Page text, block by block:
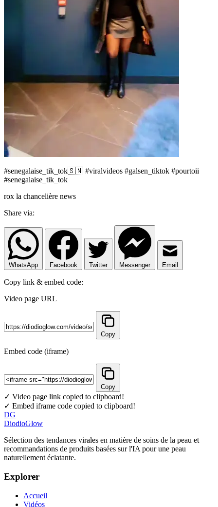
#senegalaise_tik_tok🇸🇳 #viralvideos #galsen_tiktok #pourtoii
#senegalaise_tik_tok
rox la chancelière news
Share via:
WhatsApp Facebook Twitter Messenger Email
Copy link & embed code:
Video page URL
Copy
Embed code (iframe)
Copy
✓ Video page link copied to clipboard!
✓ Embed iframe code copied to clipboard!
DG
DiodioGlow
Sélection des tendances virales en matière de soins de la peau et
recommandations de produits basées sur l'IA pour une peau
naturellement éclatante.
Explorer
Accueil
Vidéos